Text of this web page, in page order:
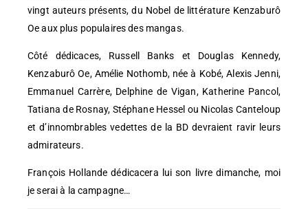
vingt auteurs présents, du Nobel de littérature Kenzaburô
Oe aux plus populaires des mangas.
Côté dédicaces, Russell Banks et Douglas Kennedy,
Kenzaburô Oe, Amélie Nothomb, née à Kobé, Alexis Jenni,
Emmanuel Carrère, Delphine de Vigan, Katherine Pancol,
Tatiana de Rosnay, Stéphane Hessel ou Nicolas Canteloup
et d’innombrables vedettes de la BD devraient ravir leurs
admirateurs.
François Hollande dédicacera lui son livre dimanche, moi
je serai à la campagne…